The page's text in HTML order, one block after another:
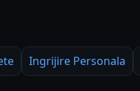
Ingrijire Personala